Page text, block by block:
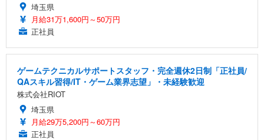
埼玉県
月給31万1,600円～50万円
正社員
ゲームテクニカルサポートスタッフ・完全週休2日制「正社員/
QAスキル習得/IT・ゲーム業界志望」・未経験歓迎
株式会社RIOT
埼玉県
月給29万5,200円～60万円
正社員